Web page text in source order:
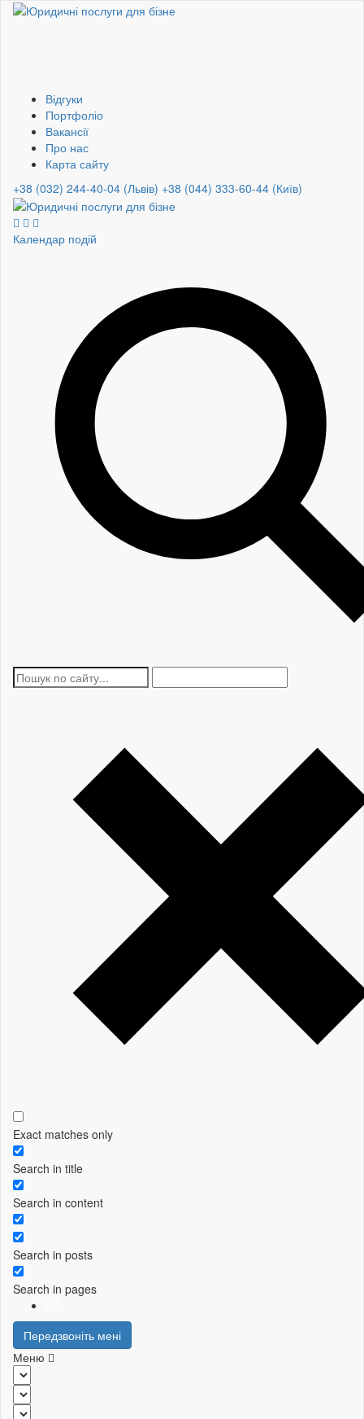
Відгуки
Портфоліо
Вакансії
Про нас
Карта сайту
+38 (032) 244-40-04 (Львів) +38 (044) 333-60-44 (Київ)
Календар подій
Exact matches only
Search in title
Search in content
Search in posts
Search in pages
Передзвоніть мені
Меню